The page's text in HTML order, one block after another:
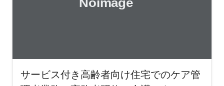
サービス付き高齢者向け住宅でのケア管